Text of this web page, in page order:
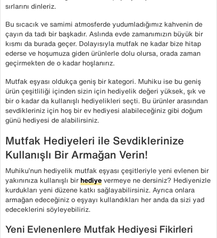
sırlarını dinleriz.
Bu sıcacık ve samimi atmosferde yudumladığımız kahvenin de
çayın da tadı bir başkadır. Aslında evde zamanımızın büyük bir
kısmı da burada geçer. Dolayısıyla mutfak ne kadar bize hitap
ederse ve hoşumuza giden ürünlerle dolu olursa, orada zaman
geçirmekten de o kadar hoşlanırız.
Mutfak eşyası oldukça geniş bir kategori. Muhiku ise bu geniş
ürün çeşitliliği içinden sizin için hediyelik değeri yüksek, şık ve
bir o kadar da kullanışlı hediyelikleri seçti. Bu ürünler arasından
sevdikleriniz için hoş bir ev hediyesi alabileceğiniz gibi doğum
günü hediyesi de alabilirsiniz.
Mutfak Hediyeleri ile Sevdiklerinize
Kullanışlı Bir Armağan Verin!
Muhiku’nun hediyelik mutfak eşyası çeşitleriyle yeni evlenen bir
yakınınıza kullanışlı birhediyevermeye ne dersiniz? Hediyenizle
kurdukları yeni düzene katkı sağlayabilirsiniz. Ayrıca onlara
armağan edeceğiniz o eşyayı kullandıkları her anda da sizi yad
edeceklerini söyleyebiliriz.
Yeni Evlenenlere Mutfak Hediyesi Fikirleri